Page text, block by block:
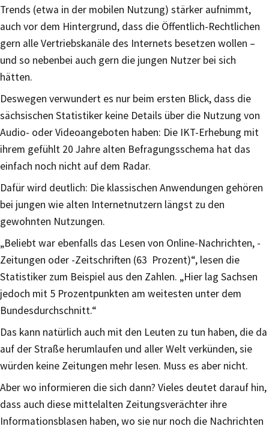
Trends (etwa in der mobilen Nutzung) stärker aufnimmt,
auch vor dem Hintergrund, dass die Öffentlich-Rechtlichen
gern alle Vertriebskanäle des Internets besetzen wollen –
und so nebenbei auch gern die jungen Nutzer bei sich
hätten.
Deswegen verwundert es nur beim ersten Blick, dass die
sächsischen Statistiker keine Details über die Nutzung von
Audio- oder Videoangeboten haben: Die IKT-Erhebung mit
ihrem gefühlt 20 Jahre alten Befragungsschema hat das
einfach noch nicht auf dem Radar.
Dafür wird deutlich: Die klassischen Anwendungen gehören
bei jungen wie alten Internetnutzern längst zu den
gewohnten Nutzungen.
„Beliebt war ebenfalls das Lesen von Online-Nachrichten, -
Zeitungen oder -Zeitschriften (63 Prozent)“, lesen die
Statistiker zum Beispiel aus den Zahlen. „Hier lag Sachsen
jedoch mit 5 Prozentpunkten am weitesten unter dem
Bundesdurchschnitt.“
Das kann natürlich auch mit den Leuten zu tun haben, die da
auf der Straße herumlaufen und aller Welt verkünden, sie
würden keine Zeitungen mehr lesen. Muss es aber nicht.
Aber wo informieren die sich dann? Vieles deutet darauf hin,
dass auch diese mittelalten Zeitungsverächter ihre
Informationsblasen haben, wo sie nur noch die Nachrichten